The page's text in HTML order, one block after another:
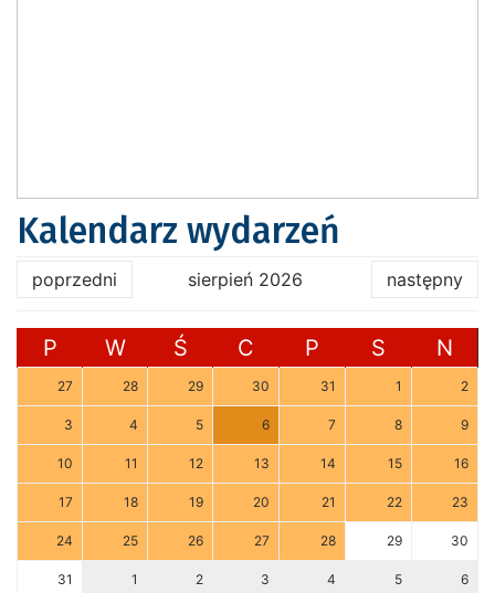
Kalendarz wydarzeń
poprzedni sierpień 2026 następny
P W Ś C P S N
27 28 29 30 31 1 2
3 4 5 6 7 8 9
10 11 12 13 14 15 16
17 18 19 20 21 22 23
24 25 26 27 28 29 30
31 1 2 3 4 5 6